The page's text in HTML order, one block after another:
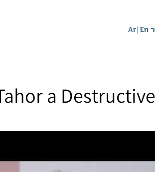
En
|
Ar
a